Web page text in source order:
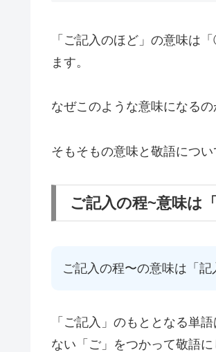
「ご記入のほど」の意味は
ます。
なぜこのような意味になるの
そもそもの意味と敬語につ
ご記入の程~意味は
ご記入の程〜の意味は「
「ご記入」のもととなる単
ない「ご」をつかって敬語に